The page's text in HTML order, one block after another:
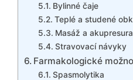
Bylinné čaje
Teplé a studené
Masáž a akupresura
Stravovací návyky
Farmakologické
Spasmolytika